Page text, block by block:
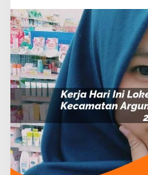
Arguni,
Tahun
2026